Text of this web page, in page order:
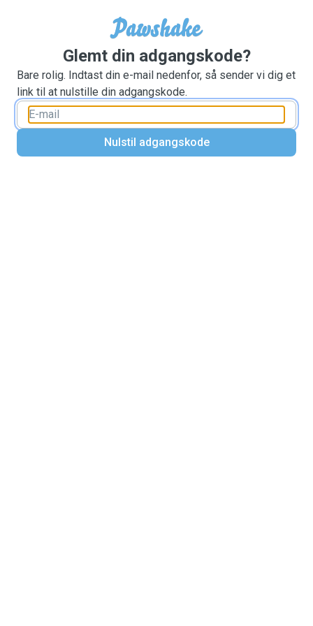
Glemt din adgangskode?
Bare rolig. Indtast din e-mail nedenfor, så sender vi dig et
link til at nulstille din adgangskode.
Nulstil adgangskode